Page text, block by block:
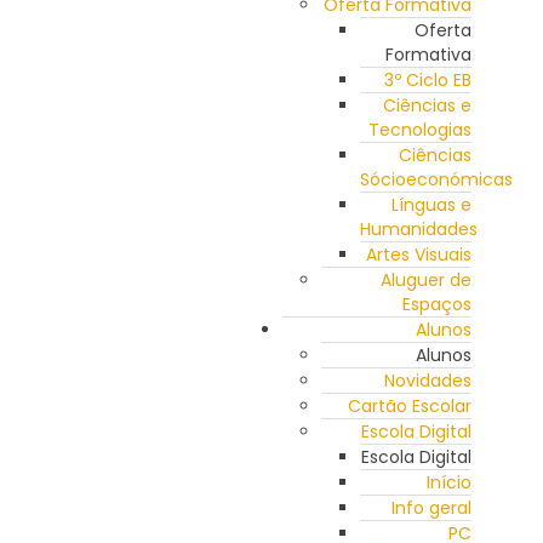
Oferta Formativa
Oferta
Formativa
3º Ciclo EB
Ciências e
Tecnologias
Ciências
Sócioeconómicas
Línguas e
Humanidades
Artes Visuais
Aluguer de
Espaços
Alunos
Alunos
Novidades
Cartão Escolar
Escola Digital
Escola Digital
Início
Info geral
PC